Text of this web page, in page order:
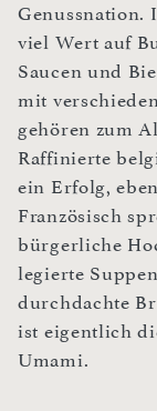
Genussnation.
viel Wert auf
Saucen und
mit
gehören zum
Raffinierte
ein Erfolg,
Französisch
bürgerliche
legierte
durchdachte
ist eigentlich
Umami.